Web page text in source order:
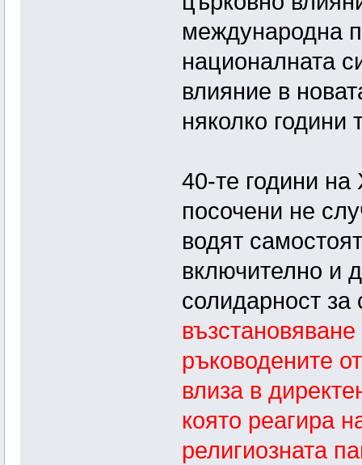
международна
националната
влияние в
няколко години
40-те години
посочени не
водят
включително и
солидарност
ръководените
влиза в
която реагира
религиозната